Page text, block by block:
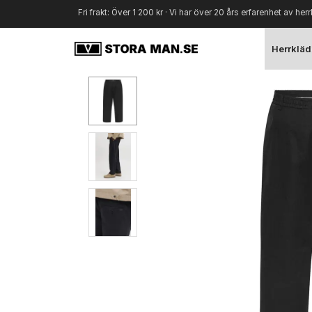
Fri frakt: Över 1 200 kr · Vi har över 20 års erfarenhet av